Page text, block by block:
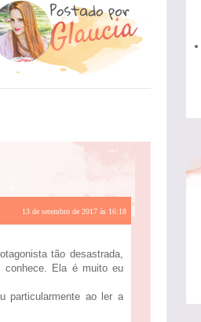
13 de setembro de 2017 às 16:18
tão desastrada,
conhece. Ela é muito eu
particularmente ao ler a